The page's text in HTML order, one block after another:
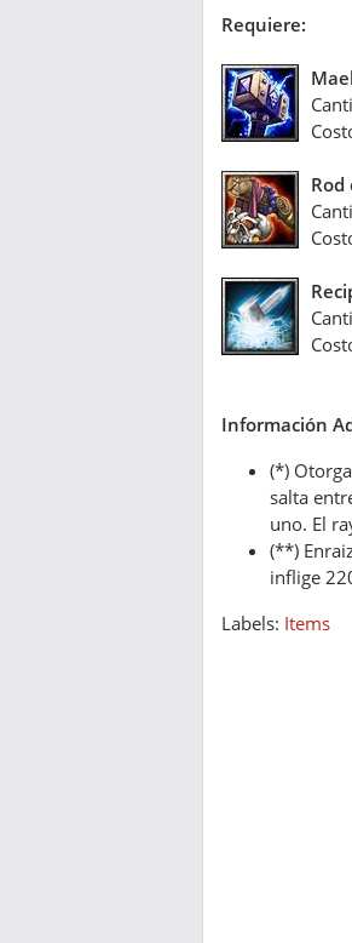
Requiere:
Rod
Información
(*)
salta
uno. El
(**)
inflige
Labels: Items